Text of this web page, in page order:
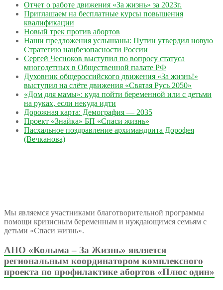
Отчет о работе движения «За жизнь» за 2023г.
Приглашаем на бесплатные курсы повышения
квалификации
Новый трек против абортов
Наши предложения услышаны: Путин утвердил новую
Стратегию нацбезопасности России
Сергей Чесноков выступил по вопросу статуса
многодетных в Общественной палате РФ
Духовник общероссийского движения «За жизнь!»
выступил на слёте движения «Святая Русь 2050»
«Дом для мамы»: куда пойти беременной или с детьми
на руках, если некуда идти
Дорожная карта: Демография — 2035
Проект «Знайка» БП «Спаси жизнь»
Пасхальное поздравление архимандрита Дорофея
(Вечканова)
Мы являемся участниками благотворительной программы
помощи кризисным беременным и нуждающимся семьям с
детьми «Спаси жизнь».
АНО «Колыма – За Жизнь» является
региональным координатором комплексного
проекта по профилактике абортов «Плюс один»